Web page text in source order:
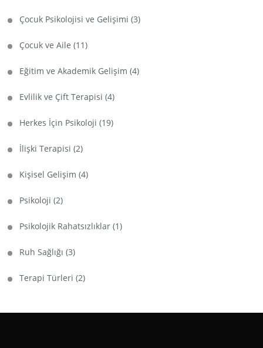
Çocuk Psikolojisi ve Gelişimi (3)
Çocuk ve Aile (11)
Eğitim ve Akademik Gelişim (4)
Evlilik ve Çift Terapisi (4)
Herkes İçin Psikoloji (19)
İlişki Terapisi (2)
Kişisel Gelişim (4)
Psikoloji (2)
Psikolojik Rahatsızlıklar (1)
Ruh Sağlığı (3)
Terapi Türleri (2)